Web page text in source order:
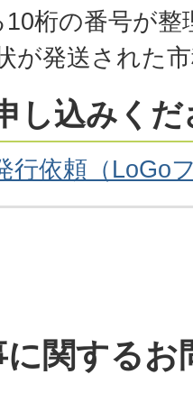
桁の番号が整
が発送された
し込みくだ
行依頼（LoGo
に関するお